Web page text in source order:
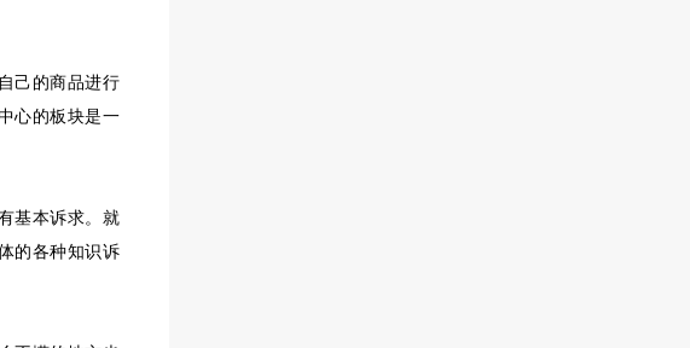
己的商品进行
心的板块是一
基本诉求。就
的各种知识诉